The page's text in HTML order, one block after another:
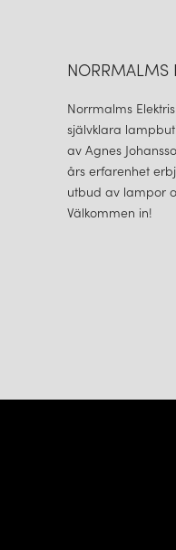
NORRMALMS
Norrmalms
självklara
av Agnes
års erfarenhet
utbud av lampor
Välkommen in!